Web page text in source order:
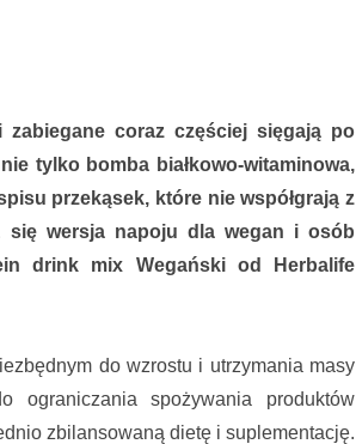
coraz częściej sięgają po
tylko bomba białkowo-witaminowa,
przekąsek, które nie współgrają z
się wersja napoju dla wegan i osób
drink mix Wegański od Herbalife
do wzrostu i utrzymania masy
ograniczania spożywania produktów
zbilansowaną dietę i suplementację.